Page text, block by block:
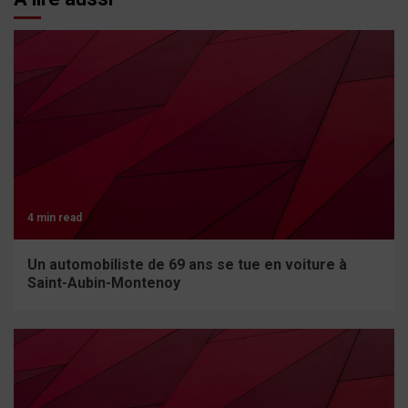
4 min read
Un automobiliste de 69 ans se tue en voiture à
Saint-Aubin-Montenoy